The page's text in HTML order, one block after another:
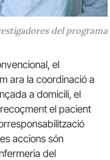
del programa
el
ara la coordinació a
a domicili, el
el pacient
accions són
del